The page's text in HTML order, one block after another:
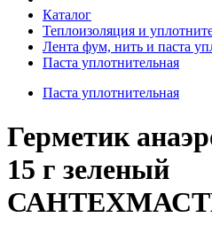
Каталог
Теплоизоляция и
Лента фум, нить и паста
Паста уплотнительная
Паста уплотнительная
Герметик
15 г зеленый